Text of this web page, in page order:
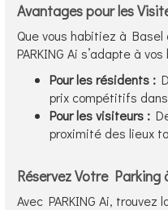
Avantages pour les
Que vous habitiez à
PARKING Ai s’adapte à
Pour les résidents :
prix compétitifs
Pour les visiteurs :
proximité des lieux
Réservez Votre
Avec PARKING Ai,